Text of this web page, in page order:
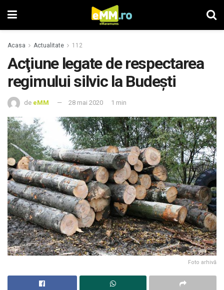
Acasa Actualitate 112
Acţiune legate de respectarea
regimului silvic la Budeşti
de eMM 28 mai 2020 1 min
Foto arhivă